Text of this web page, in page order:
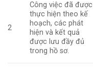
2
Công việc đã được
thực hiện theo kế
hoạch, các phát
hiện và kết quả
được lưu đầy đủ
trong hồ sơ.